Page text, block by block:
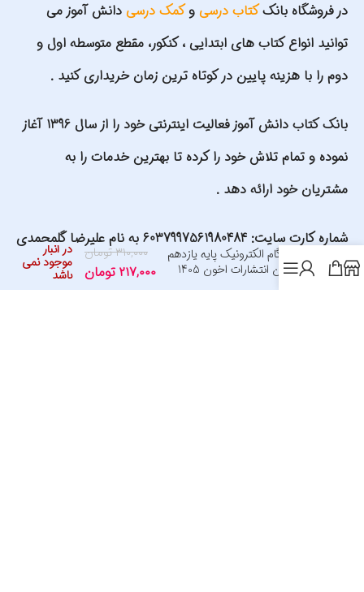
در فروشگاه بانککتاب درسی وکمک درسی دانش آموز می
توانید انواع کتاب های ابتدایی ، کنکور، مقطع متوسطه اول و
دوم را با هزینه پایین در کوتاه ترین زمان خریداری کنید .
بانک کتاب دانش آموز فعالیت اینترنتی خود را از سال 1396 آغاز
نموده و تمام تلاش خود را کرده تا بهترین خدمات را به
مشتریان خود ارائه دهد .
شماره کارت سایت: 6037997561980484 به نام علیرضا گلمحمدی
گام به گام الکترونیک پایه یازدهم
هنرستان انتشارات اخون 1405
۳۱۰,۰۰۰تومان
۲۱۷,۰۰۰ تومان
در انبار
موجود نمی
باشد